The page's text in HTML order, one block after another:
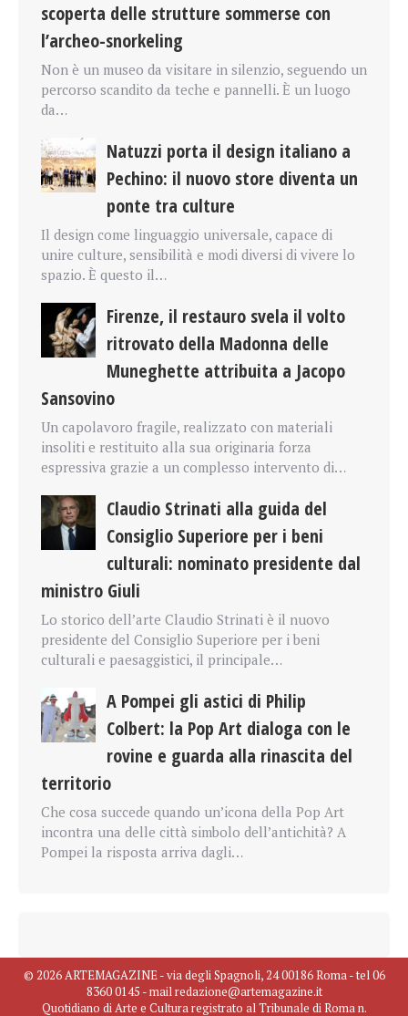
scoperta delle strutture sommerse con
l’archeo-snorkeling
Non è un museo da visitare in silenzio, seguendo un
percorso scandito da teche e pannelli. È un luogo
da…
Natuzzi porta il design italiano a
Pechino: il nuovo store diventa un
ponte tra culture
Il design come linguaggio universale, capace di
unire culture, sensibilità e modi diversi di vivere lo
spazio. È questo il…
Firenze, il restauro svela il volto
ritrovato della Madonna delle
Muneghette attribuita a Jacopo
Sansovino
Un capolavoro fragile, realizzato con materiali
insoliti e restituito alla sua originaria forza
espressiva grazie a un complesso intervento di…
Claudio Strinati alla guida del
Consiglio Superiore per i beni
culturali: nominato presidente dal
ministro Giuli
Lo storico dell’arte Claudio Strinati è il nuovo
presidente del Consiglio Superiore per i beni
culturali e paesaggistici, il principale…
A Pompei gli astici di Philip
Colbert: la Pop Art dialoga con le
rovine e guarda alla rinascita del
territorio
Che cosa succede quando un’icona della Pop Art
incontra una delle città simbolo dell’antichità? A
Pompei la risposta arriva dagli…
© 2026 ARTEMAGAZINE - via degli Spagnoli, 24 00186 Roma - tel 06
8360 0145 - mail redazione@artemagazine.it
Quotidiano di Arte e Cultura registrato al Tribunale di Roma n.